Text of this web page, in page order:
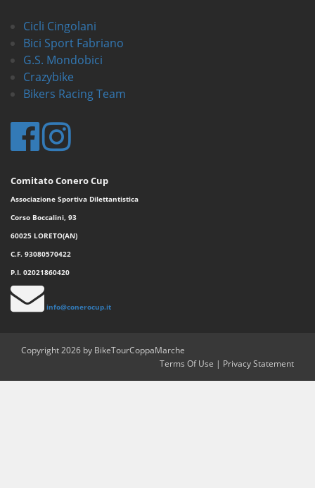
Cicli Cingolani
Bici Sport Fabriano
G.S. Mondobici
Crazybike
Bikers Racing Team
Comitato Conero Cup
Associazione Sportiva Dilettantistica
Corso Boccalini, 93
60025 LORETO(AN)
C.F. 93080570422
P.I. 02021860420
info@conerocup.it
Copyright 2026 by BikeTourCoppaMarche
Terms Of Use | Privacy Statement